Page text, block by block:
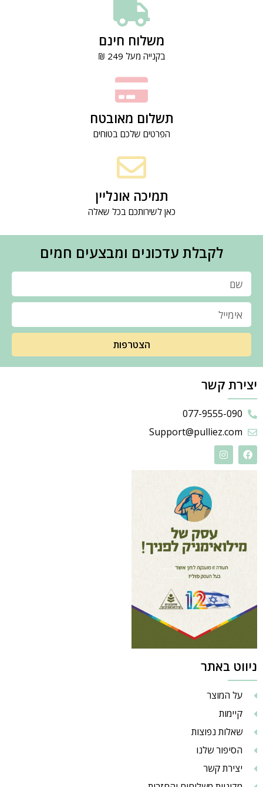
משלוח חינם
בקנייה מעל 249 ₪
תשלום מאובטח
הפרטים שלכם בטוחים
תמיכה אונליין
כאן לשירותכם בכל שאלה
לקבלת עדכונים ומבצעים חמים
הצטרפות
יצירת קשר
077-9555-090
Support@pulliez.com
ניווט באתר
על המוצר
קיימות
שאלות נפוצות
הסיפור שלנו
יצירת קשר